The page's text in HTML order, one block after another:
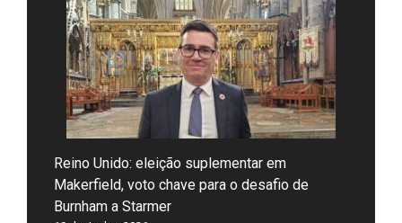
Reino Unido: eleição suplementar em
Makerfield, voto chave para o desafio de
Burnham a Starmer